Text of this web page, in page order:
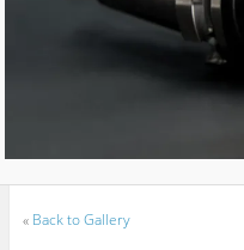
« Back to Gallery